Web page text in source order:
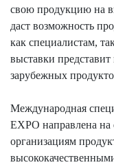
свою продукцию на
даст возможность
как специалистам,
выставки представит
зарубежных
Международная
EXPO направлена на
организациям